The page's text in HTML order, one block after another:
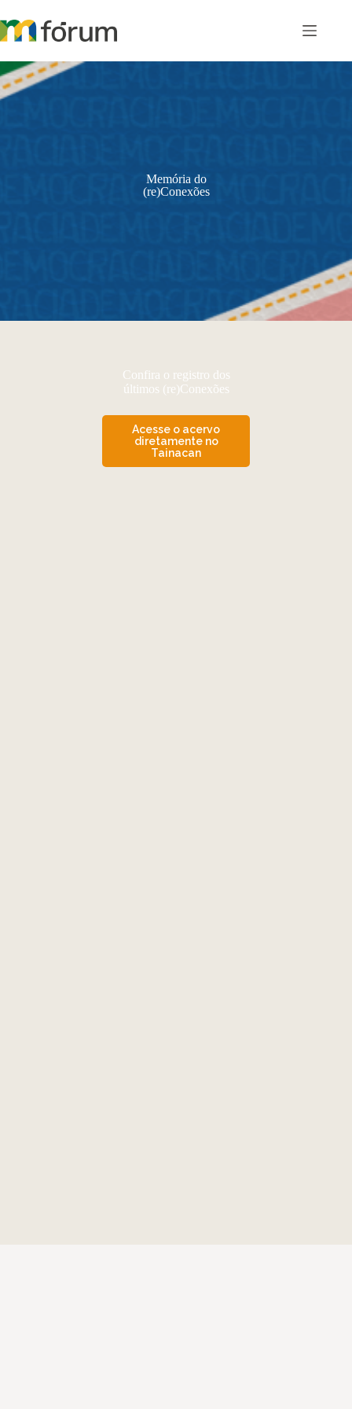
para
o
Memória do
(re)Conexões
Confira o registro dos
últimos (re)Conexões
Acesse o acervo
diretamente no
Tainacan